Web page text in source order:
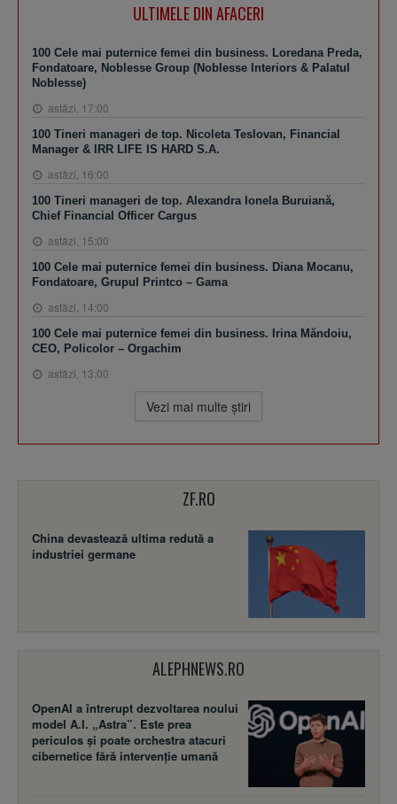
ULTIMELE DIN AFACERI
100 Cele mai puternice femei din business. Loredana Preda,
Fondatoare, Noblesse Group (Noblesse Interiors & Palatul
Noblesse)
astăzi, 17:00
100 Tineri manageri de top. Nicoleta Teslovan, Financial
Manager & IRR LIFE IS HARD S.A.
astăzi, 16:00
100 Tineri manageri de top. Alexandra Ionela Buruiană,
Chief Financial Officer Cargus
astăzi, 15:00
100 Cele mai puternice femei din business. Diana Mocanu,
Fondatoare, Grupul Printco – Gama
astăzi, 14:00
100 Cele mai puternice femei din business. Irina Măndoiu,
CEO, Policolor – Orgachim
astăzi, 13:00
Vezi mai multe ştiri
ZF.RO
China devastează ultima redută a
industriei germane
ALEPHNEWS.RO
OpenAI a întrerupt dezvoltarea noului
model A.I. „Astra”. Este prea
periculos și poate orchestra atacuri
cibernetice fără intervenție umană